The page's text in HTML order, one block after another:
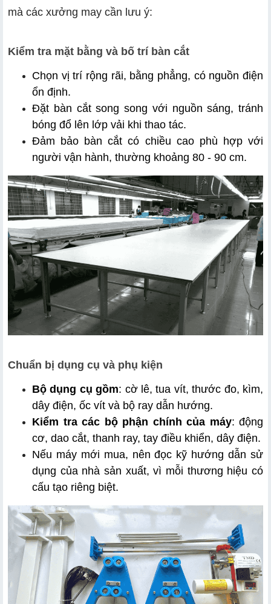
mà các xưởng may cần lưu ý:
Kiểm tra mặt bằng và bố trí bàn cắt
Chọn vị trí rộng rãi, bằng phẳng, có nguồn điện
ổn định.
Đặt bàn cắt song song với nguồn sáng, tránh
bóng đổ lên lớp vải khi thao tác.
Đảm bảo bàn cắt có chiều cao phù hợp với
người vận hành, thường khoảng 80 - 90 cm.
Chuẩn bị dụng cụ và phụ kiện
Bộ dụng cụ gồm: cờ lê, tua vít, thước đo, kìm,
dây điện, ốc vít và bộ ray dẫn hướng.
Kiểm tra các bộ phận chính của máy: động
cơ, dao cắt, thanh ray, tay điều khiển, dây điện.
Nếu máy mới mua, nên đọc kỹ hướng dẫn sử
dụng của nhà sản xuất, vì mỗi thương hiệu có
cấu tạo riêng biệt.